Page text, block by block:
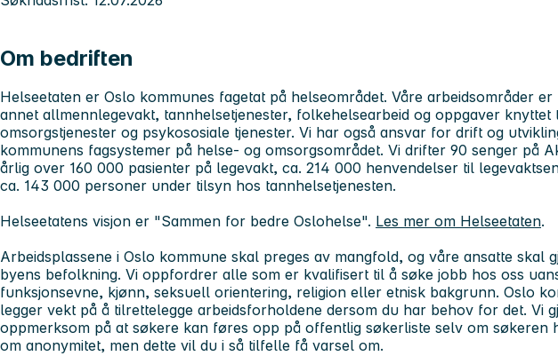
Om bedriften
Helseetaten er Oslo kommunes fagetat på helseområdet. Våre arbeidsområder
annet allmennlegevakt, tannhelsetjenester, folkehelsearbeid og oppgaver knyttet
omsorgstjenester og psykososiale tjenester. Vi har også ansvar for drift og
kommunens fagsystemer på helse- og omsorgsområdet. Vi drifter 90 senger på
årlig over 160 000 pasienter på legevakt, ca. 214 000 henvendelser til
ca. 143 000 personer under tilsyn hos tannhelsetjenesten.
Helseetatens visjon er "Sammen for bedre Oslohelse". Les mer om Helseetaten.
Arbeidsplassene i Oslo kommune skal preges av mangfold, og våre ansatte skal
byens befolkning. Vi oppfordrer alle som er kvalifisert til å søke jobb hos oss
funksjonsevne, kjønn, seksuell orientering, religion eller etnisk bakgrunn. Oslo
legger vekt på å tilrettelegge arbeidsforholdene dersom du har behov for det. Vi
oppmerksom på at søkere kan føres opp på offentlig søkerliste selv om søkeren
om anonymitet, men dette vil du i så tilfelle få varsel om.